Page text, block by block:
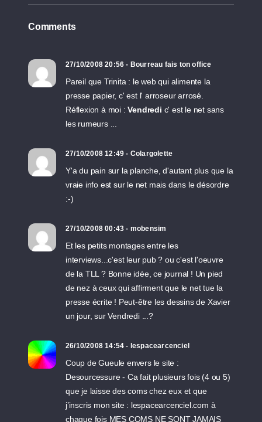
Comments
27/10/2008 20:56 - Bourreau fais ton office
Pareil que Trinita : le web qui alimente la
presse papier, c' est l' arroseur arrosé.
Réflexion à moi :Vendredi c' est le net sans
les rumeurs ...
27/10/2008 12:49 - Colargolette
Y'a du pain sur la planche, d'autant plus que la
vraie info est sur le net mais dans le désordre
:-)
27/10/2008 00:43 - mobensim
Et les petits montages entre les
interviews...c'est leur pub ? ou c'est l'oeuvre
de la TLL ? Bonne idée, ce journal ! Un pied
de nez à ceux qui affirment que le net tue la
presse écrite ! Peut-être les dessins de Xavier
un jour, sur Vendredi ...?
26/10/2008 14:54 - lespacearcenciel
Coup de Gueule envers le site :
Desourcessure - Ca fait plusieurs fois (4 ou 5)
que je laisse des coms chez eux et que
j’inscris mon site : lespacearcenciel.com à
chaque fois MES COMS NE SONT JAMAIS